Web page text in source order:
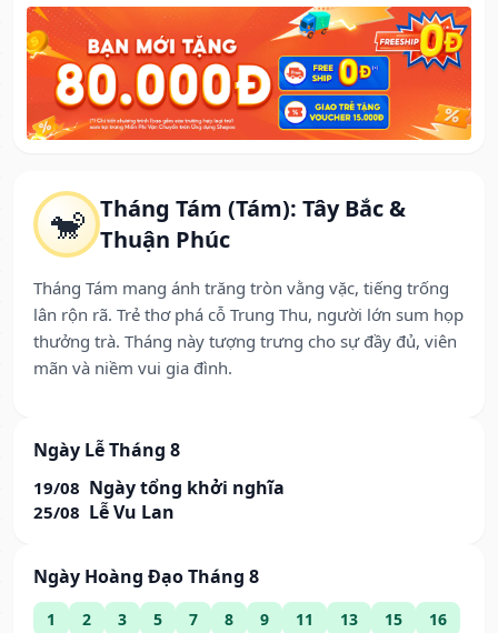
🐒 Tháng Tám (Tám): Tây Bắc &
Thuận Phúc
Tháng Tám mang ánh trăng tròn vằng vặc, tiếng trống
lân rộn rã. Trẻ thơ phá cỗ Trung Thu, người lớn sum họp
thưởng trà. Tháng này tượng trưng cho sự đầy đủ, viên
mãn và niềm vui gia đình.
Ngày Lễ Tháng 8
19/08 Ngày tổng khởi nghĩa
25/08 Lễ Vu Lan
Ngày Hoàng Đạo Tháng 8
1 2 3 5 7 8 9 11 13 15
16